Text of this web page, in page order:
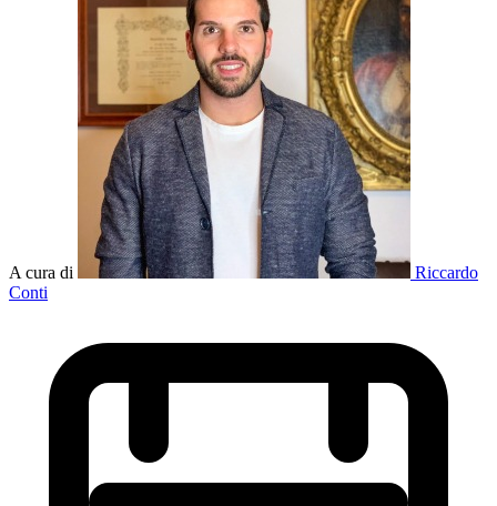
A cura di
Riccardo
Conti